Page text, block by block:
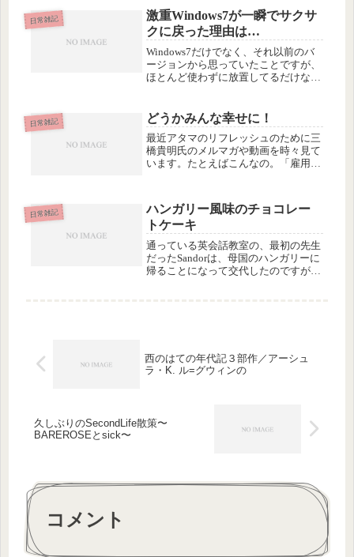
ど方向性は決まった。
日常雑記
激重Windows7が一瞬でサクサ
クに戻った理由は…
Windows7だけでなく、それ以前のバ
ージョンから思っていたことですが、
ほとんど使わずに放置してるだけなの
Windowsマシンは会計ソフトを動かす
ときくらいしか使わない...
日常雑記 どうかみんな幸せに！
最近アタマのリフレッシュのために三
橋貴明氏のメルマガや動画を時々見て
います。たとえばこんなの。「雇用破
があるので、何を聞いても「なるほ
ど！そうなのか」と思ってしまう私で
す...
日常雑記
ハンガリー風味のチョコレー
トケーキ
通っている英会話教室の、最初の先生
だったSandorは、母国のハンガリーに
帰ることになって交代したのですが、
西のはての年代記３部作／アーシュ
ラ・K. ル=グウィンの
久しぶりのSecondLife散策〜
BAREROSEとsick〜
コメント